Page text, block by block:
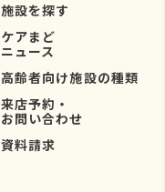
施設を探す
ケアまど
ニュース
高齢者向け施設の種類
来店予約・
お問い合わせ
資料請求